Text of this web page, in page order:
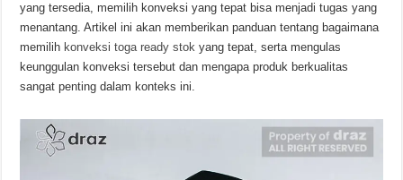
yang tersedia, memilih konveksi yang tepat bisa menjadi tugas yang
menantang. Artikel ini akan memberikan panduan tentang bagaimana
memilih konveksi toga ready stok yang tepat, serta mengulas
keunggulan konveksi tersebut dan mengapa produk berkualitas
sangat penting dalam konteks ini.